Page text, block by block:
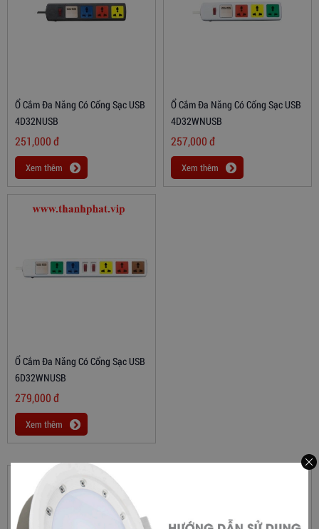
Ổ Cắm Đa Năng Có Cổng Sạc USB
4D32NUSB
251,000đ
Xem thêm
Ổ Cắm Đa Năng Có Cổng Sạc USB
4D32WNUSB
257,000đ
Xem thêm
Ổ Cắm Đa Năng Có Cổng Sạc USB
6D32WNUSB
279,000đ
Xem thêm
DANH MỤC SẢN PHẨM
Nhà Thông Minh